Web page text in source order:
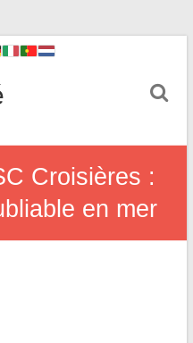
Croisières :
en mer